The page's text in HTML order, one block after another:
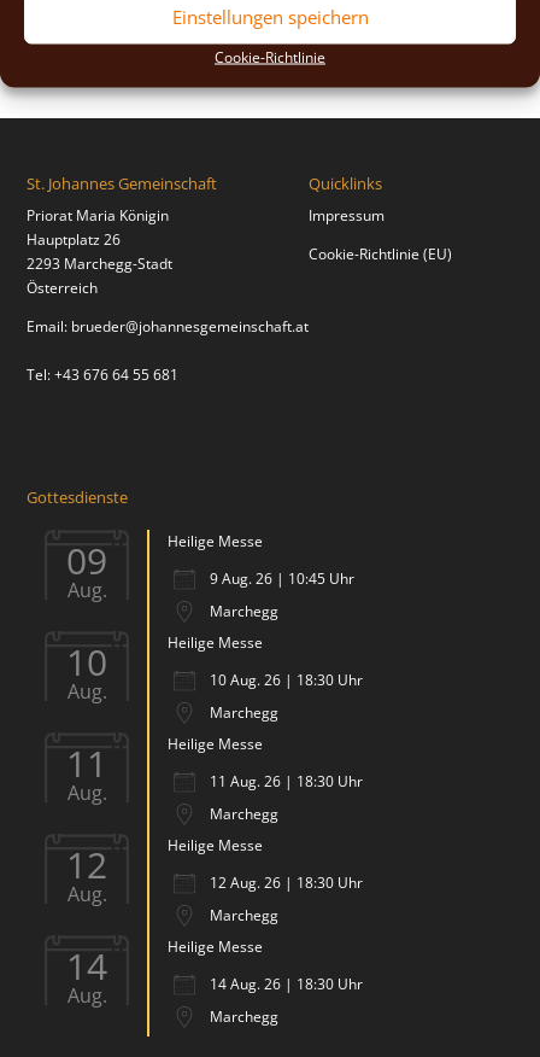
Einstellungen speichern
Cookie-Richtlinie
St. Johannes Gemeinschaft
Priorat Maria Königin
Hauptplatz 26
2293 Marchegg-Stadt
Österreich
Email: brueder@johannesgemeinschaft.at
Tel: +43 676 64 55 681
Quicklinks
Impressum
Cookie-Richtlinie (EU)
Gottesdienste
09
Aug.
Heilige Messe
9 Aug. 26 | 10:45 Uhr
Marchegg
10
Aug.
Heilige Messe
10 Aug. 26 | 18:30 Uhr
Marchegg
11
Aug.
Heilige Messe
11 Aug. 26 | 18:30 Uhr
Marchegg
12
Aug.
Heilige Messe
12 Aug. 26 | 18:30 Uhr
Marchegg
14
Aug.
Heilige Messe
14 Aug. 26 | 18:30 Uhr
Marchegg